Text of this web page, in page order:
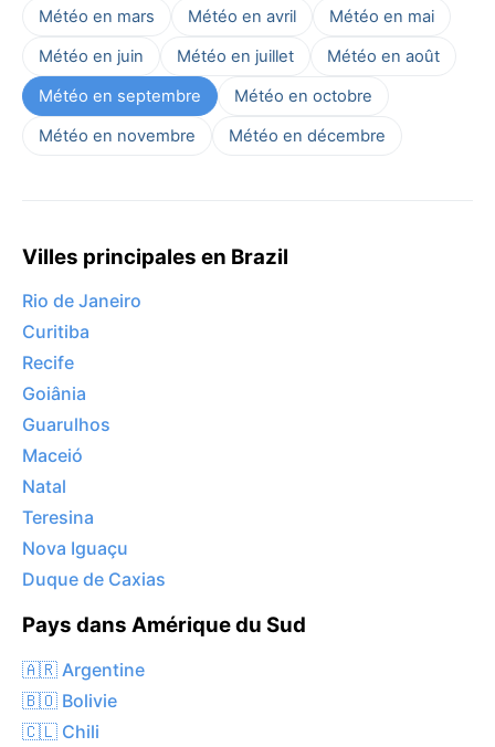
Météo en mars Météo en avril
Météo en mai
Météo en juin
Météo en juillet
Météo en août
Météo en septembre
Météo en octobre
Météo en novembre
Météo en décembre
Villes principales en Brazil
Rio de Janeiro
Curitiba
Recife
Goiânia
Guarulhos
Maceió
Natal
Teresina
Nova Iguaçu
Duque de Caxias
Pays dans Amérique du Sud
🇦🇷 Argentine
🇧🇴 Bolivie
🇨🇱 Chili